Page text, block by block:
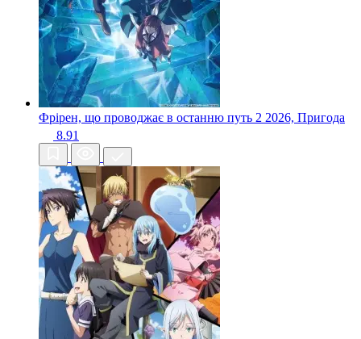
Фрірен, що проводжає в останню путь 2 2026, Пригода
8.91